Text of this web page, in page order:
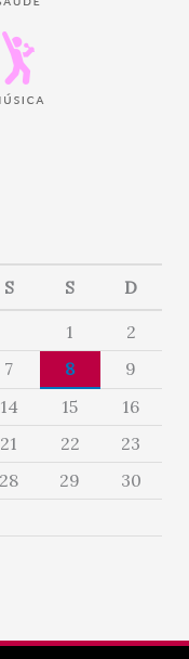
S S D
1
2
7 8
9
14 15
16
21 22
23
28 29
30